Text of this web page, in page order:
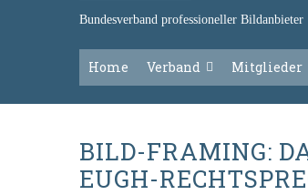
Bundesverband professioneller Bildanbieter
Home Verband Mitglieder
BILD-FRAMING:
EUGH-